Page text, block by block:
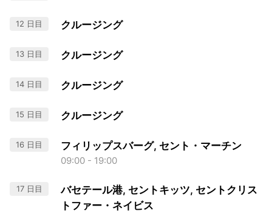
12 日目 クルージング
13 日目 クルージング
14 日目 クルージング
15 日目 クルージング
16 日目 フィリップスバーグ, セント・マーチン
09:00 - 19:00
17 日目
バセテール港, セントキッツ, セントクリス
トファー・ネイビス